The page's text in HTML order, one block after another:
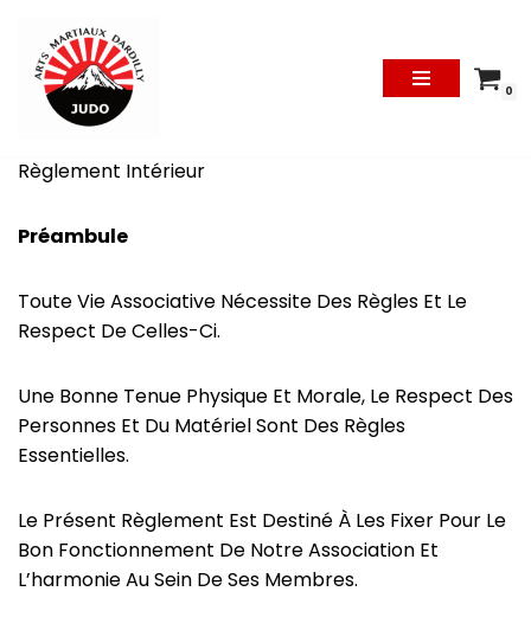
Aller
Contenu
0
Règlement Intérieur
Préambule
Toute Vie Associative Nécessite Des Règles Et Le
Respect De Celles-Ci.
Une Bonne Tenue Physique Et Morale, Le Respect Des
Personnes Et Du Matériel Sont Des Règles
Essentielles.
Le Présent Règlement Est Destiné À Les Fixer Pour Le
Bon Fonctionnement De Notre Association Et
L’harmonie Au Sein De Ses Membres.